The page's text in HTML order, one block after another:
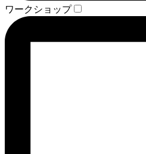
ワークショップ